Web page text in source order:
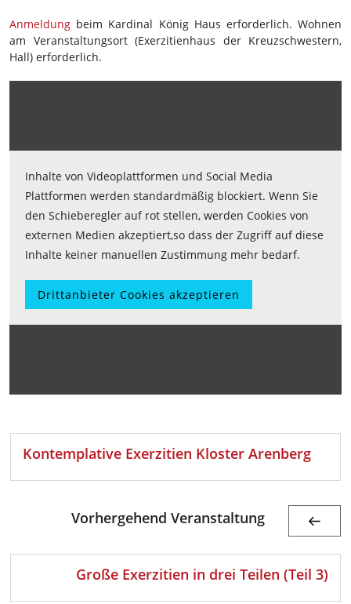
Anmeldung beim Kardinal König Haus erforderlich. Wohnen
am Veranstaltungsort (Exerzitienhaus der Kreuzschwestern,
Hall) erforderlich.
Inhalte von Videoplattformen und Social Media
Plattformen werden standardmäßig blockiert. Wenn Sie
den Schieberegler auf rot stellen, werden Cookies von
externen Medien akzeptiert,so dass der Zugriff auf diese
Inhalte keiner manuellen Zustimmung mehr bedarf.
Drittanbieter Cookies akzeptieren
Kontemplative Exerzitien Kloster Arenberg
Vorhergehend Veranstaltung
Große Exerzitien in drei Teilen (Teil 3)